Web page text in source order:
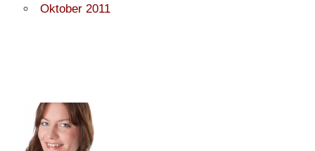
Oktober 2011